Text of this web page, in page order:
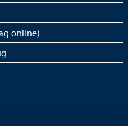
online)